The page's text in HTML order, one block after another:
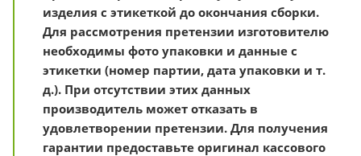
изделия с этикеткой до окончания сборки.
Для рассмотрения претензии изготовителю
необходимы фото упаковки и данные с
этикетки (номер партии, дата упаковки и т.
д.). При отсутствии этих данных
производитель может отказать в
удовлетворении претензии. Для получения
гарантии предоставьте оригинал кассового